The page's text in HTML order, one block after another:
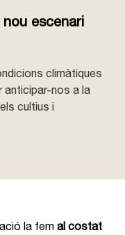
escenari
climàtiques
anticipar-nos a la
cultius i
la fem al costat